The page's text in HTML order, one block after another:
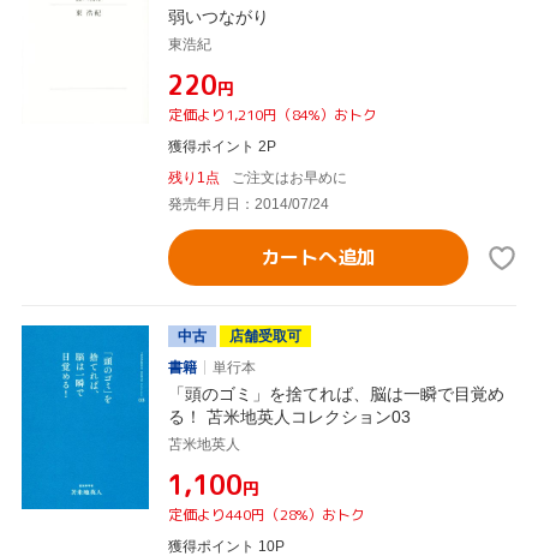
弱いつながり
東浩紀
¥220円
定価より1,210円（84%）おトク
獲得ポイント 2P
残り1点
ご注文はお早めに
発売年月日：2014/07/24
カートへ追加
中古
店舗受取可
書籍
単行本
「頭のゴミ」を捨てれば、脳は一瞬で目覚め
る！ 苫米地英人コレクション03
苫米地英人
¥1,100円
定価より440円（28%）おトク
獲得ポイント 10P